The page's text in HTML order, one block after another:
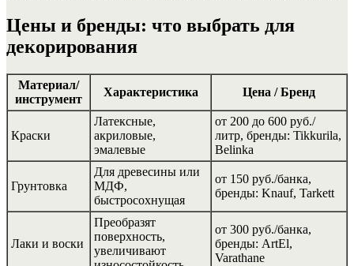
Цены и бренды: что выбрать для
декорирования
Материал/
инструмент
Характеристика Цена / Бренд
Краски
Латексные,
акриловые,
эмалевые
от 200 до 600 руб./
литр, бренды: Tikkurila,
Belinka
Грунтовка
Для древесины или
МДФ,
быстросохнущая
от 150 руб./банка,
бренды: Knauf, Tarkett
Лаки и воски
Преобразят
поверхность,
увеличивают
от 300 руб./банка,
бренды: ArtEl,
Varathane